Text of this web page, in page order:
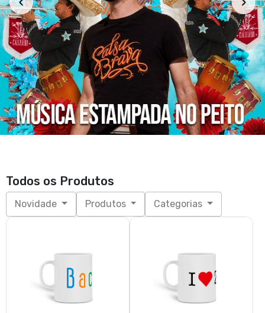
Todos os Produtos
Novidade Produtos Categorias